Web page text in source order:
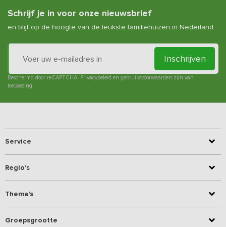
Schrijf je in voor onze nieuwsbrief
en blijf op de hoogte van de leukste familiehuizen in Nederland.
Inschrijven
Beschermd door reCAPTCHA. Privacybeleid en gebruiksvoorwaarden zijn van
toepassing.
Service
Regio's
Thema's
Groepsgrootte